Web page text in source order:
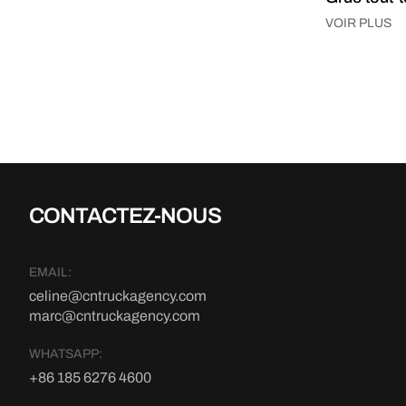
VOIR PLUS
CONTACTEZ-NOUS
EMAIL:
celine@cntruckagency.com
marc@cntruckagency.com
WHATSAPP:
+86 185 6276 4600